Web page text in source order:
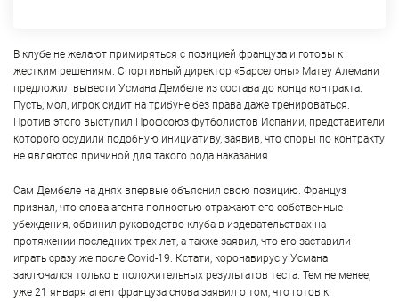
В клубе не желают примиряться с позицией француза и готовы к
жестким решениям. Спортивный директор «Барселоны» Матеу Алемани
предложил вывести Усмана Дембеле из состава до конца контракта.
Пусть, мол, игрок сидит на трибуне без права даже тренироваться.
Против этого выступил Профсоюз футболистов Испании, представители
которого осудили подобную инициативу, заявив, что споры по контракту
не являются причиной для такого рода наказания.
Сам Дембеле на днях впервые объяснил свою позицию. Француз
признал, что слова агента полностью отражают его собственные
убеждения, обвинил руководство клуба в издевательствах на
протяжении последних трех лет, а также заявил, что его заставили
играть сразу же после Covid-19. Кстати, коронавирус у Усмана
заключался только в положительных результатов теста. Тем не менее,
уже 21 января агент француза снова заявил о том, что готов к